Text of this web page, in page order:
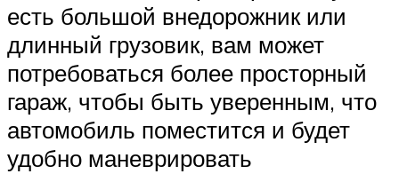
есть большой внедорожник или
длинный грузовик, вам может
потребоваться более просторный
гараж, чтобы быть уверенным, что
автомобиль поместится и будет
удобно маневрировать